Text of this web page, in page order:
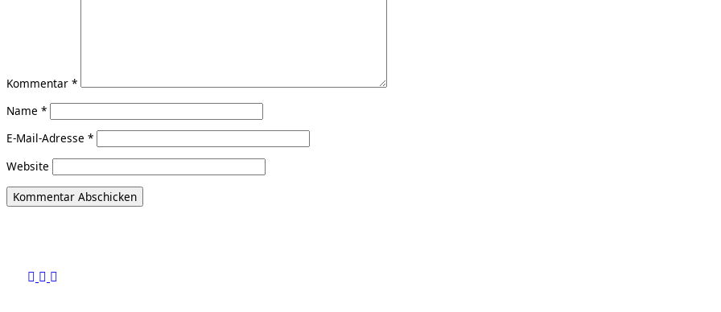
Kommentar *
Name *
E-Mail-Adresse *
Website